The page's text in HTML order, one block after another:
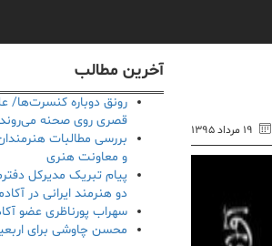
۱۹ مرداد ۱۳۹۵
آخرین مطالب
رونق دوباره کنسرت‌ها/
قصری روی صحنه می‌روند
بررسی مطالبات
و معاونت هنری
پیام تبریک مدیرکل
دو هنرمند ایرانی در
سهراب پورناظری عضو
محسن چاوشی برای